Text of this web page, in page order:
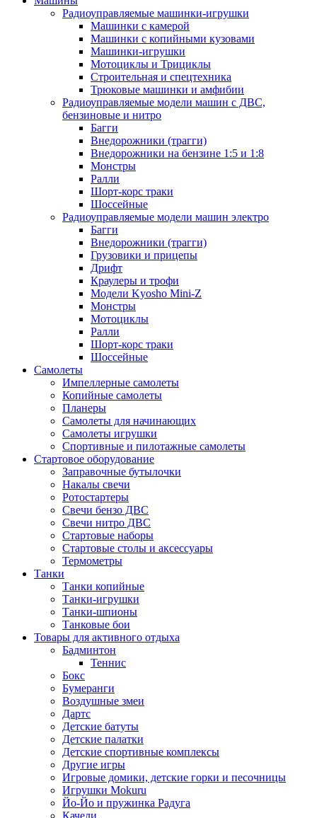
Радиоуправляемые машинки-игрушки
Машинки с камерой
Машинки с копийными кузовами
Машинки-игрушки
Мотоциклы и Трициклы
Строительная и спецтехника
Трюковые машинки и амфибии
Радиоуправляемые модели машин с ДВС,
бензиновые и нитро
Багги
Внедорожники (трагги)
Внедорожники на бензине 1:5 и 1:8
Монстры
Ралли
Шорт-корс траки
Шоссейные
Радиоуправляемые модели машин электро
Багги
Внедорожники (трагги)
Грузовики и прицепы
Дрифт
Краулеры и трофи
Модели Kyosho Mini-Z
Монстры
Мотоциклы
Ралли
Шорт-корс траки
Шоссейные
Самолеты
Импеллерные самолеты
Копийные самолеты
Планеры
Самолеты для начинающих
Самолеты игрушки
Спортивные и пилотажные самолеты
Стартовое оборудование
Заправочные бутылочки
Накалы свечи
Ротостартеры
Свечи бензо ДВС
Свечи нитро ДВС
Стартовые наборы
Стартовые столы и аксессуары
Термометры
Танки
Танки копийные
Танки-игрушки
Танки-шпионы
Танковые бои
Товары для активного отдыха
Бадминтон
Теннис
Бокс
Бумеранги
Воздушные змеи
Дартс
Детские батуты
Детские палатки
Детские спортивные комплексы
Другие игры
Игровые домики, детские горки и песочницы
Игрушки Mokuru
Йо-Йо и пружинка Радуга
Качели